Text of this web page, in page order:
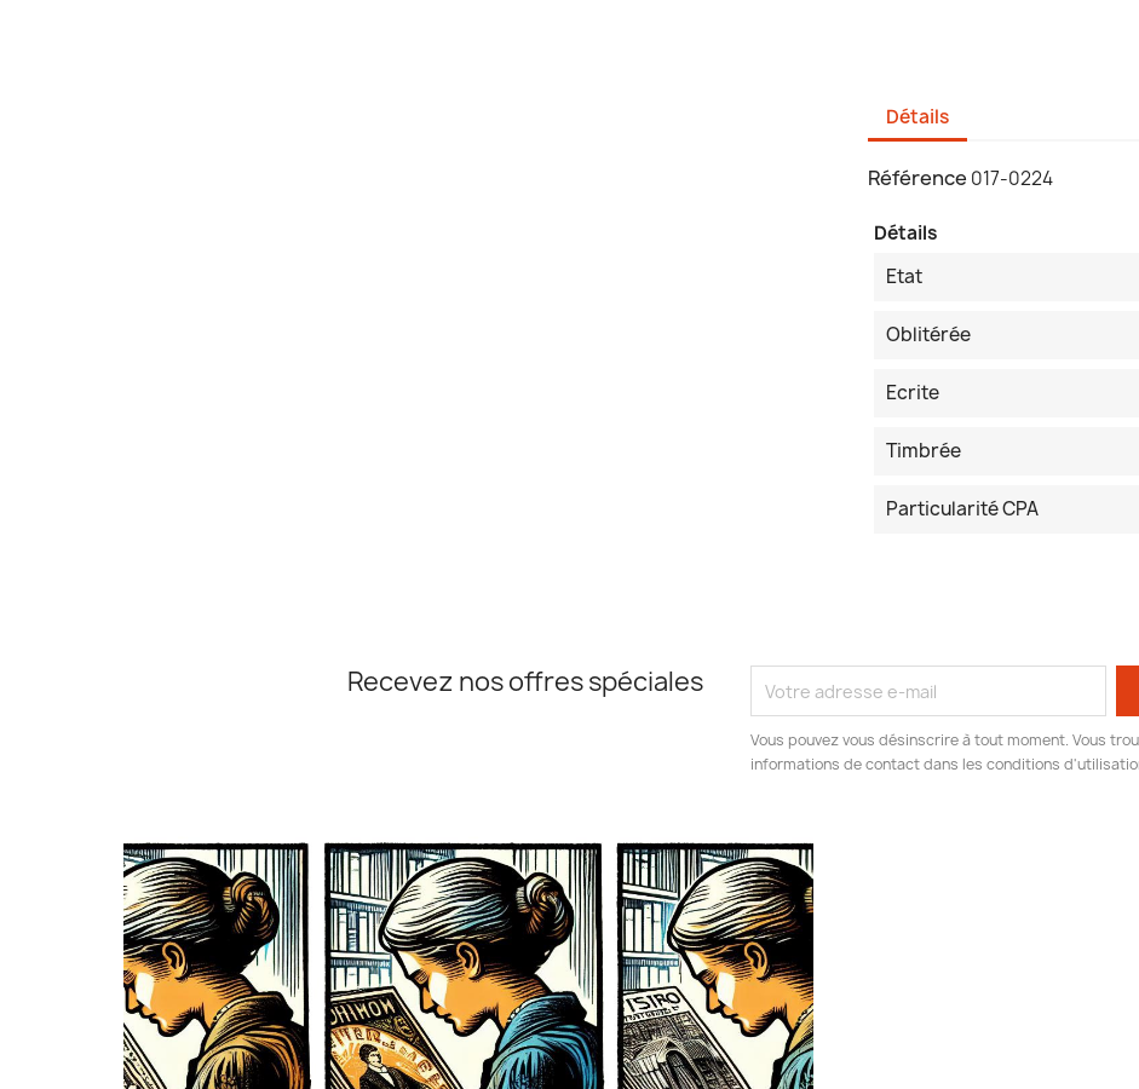
Détails
Référence 017-0224
Détails
Etat
Oblitérée
Ecrite
Timbrée
Particularité CPA
Recevez nos offres spéciales
Vous pouvez vous désinscrire à tout moment. Vous
informations de contact dans les conditions